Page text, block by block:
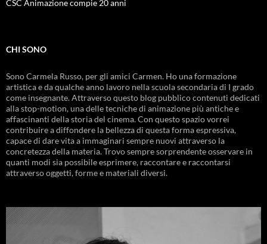
CSC Animazione compie 20 anni
CHI SONO
Sono Carmela Russo, per gli amici Carmen. Ho una formazione
artistica e da qualche anno lavoro nella scuola secondaria di I grado
come insegnante. Attraverso questo blog pubblico contenuti dedicati
alla stop-motion, una delle tecniche di animazione più antiche e
affascinanti della storia del cinema. Con questo spazio vorrei
contribuire a diffondere la bellezza di questa forma espressiva,
capace di dare vita a immaginari sempre nuovi attraverso la
concretezza della materia. Trovo sempre sorprendente osservare in
quanti modi sia possibile esprimere, raccontare e raccontarsi
attraverso oggetti, forme e materiali diversi.